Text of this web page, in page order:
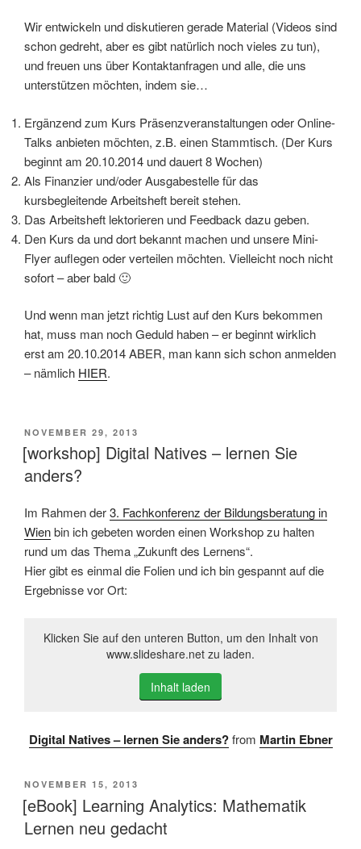
Wir entwickeln und diskutieren gerade Material (Videos sind
schon gedreht, aber es gibt natürlich noch vieles zu tun),
und freuen uns über Kontaktanfragen und alle, die uns
unterstützen möchten, indem sie…
Ergänzend zum Kurs Präsenzveranstaltungen oder Online-
Talks anbieten möchten, z.B. einen Stammtisch. (Der Kurs
beginnt am 20.10.2014 und dauert 8 Wochen)
Als Finanzier und/oder Ausgabestelle für das
kursbegleitende Arbeitsheft bereit stehen.
Das Arbeitsheft lektorieren und Feedback dazu geben.
Den Kurs da und dort bekannt machen und unsere Mini-
Flyer auflegen oder verteilen möchten. Vielleicht noch nicht
sofort – aber bald 🙂
Und wenn man jetzt richtig Lust auf den Kurs bekommen
hat, muss man noch Geduld haben – er beginnt wirklich
erst am 20.10.2014 ABER, man kann sich schon anmelden
– nämlich HIER.
VERÖFFENTLICHT
AM
NOVEMBER 29, 2013
[workshop] Digital Natives – lernen Sie
anders?
Im Rahmen der3. Fachkonferenz der Bildungsberatung in
Wienbin ich gebeten worden einen Workshop zu halten
rund um das Thema „Zukunft des Lernens“.
Hier gibt es einmal die Folien und ich bin gespannt auf die
Ergebnisse vor Ort:
Klicken Sie auf den unteren Button, um den Inhalt von
www.slideshare.net zu laden.
Inhalt laden
Digital Natives – lernen Sie anders? from Martin Ebner
VERÖFFENTLICHT
AM
NOVEMBER 15, 2013
[eBook] Learning Analytics: Mathematik
Lernen neu gedacht